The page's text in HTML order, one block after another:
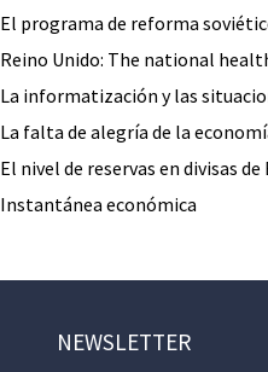
El programa de reforma
Reino Unido: The national
La informatización y las
La falta de alegría de la
El nivel de reservas en divisas
Instantánea económica
NEWSLETTER